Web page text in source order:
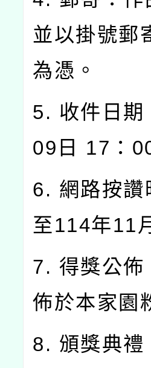
並以掛號郵
為憑。
5. 收件日
09日 17：
6. 網路按
至114年11
7. 得獎公
佈於本家園
8. 頒獎典